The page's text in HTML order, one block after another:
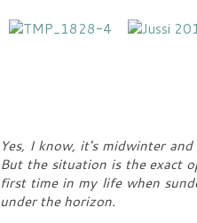
Yes, I know, it's midwinter
But the situation is the exact
first time in my life when
under the horizon.